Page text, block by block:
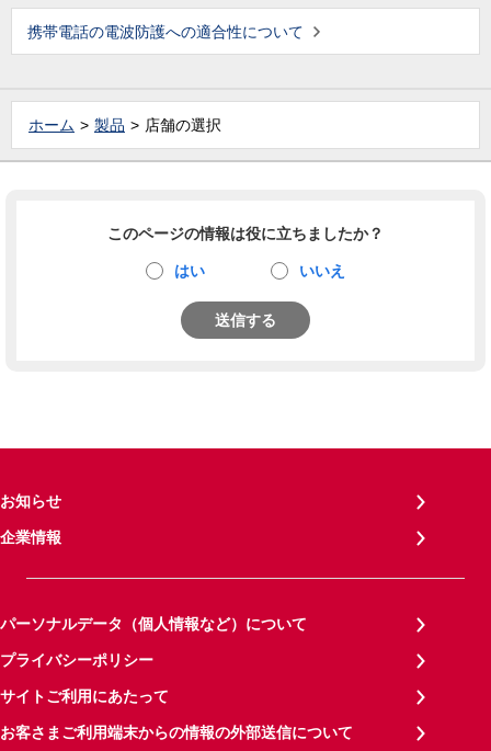
携帯電話の電波防護への適合性について
ホーム 製品 店舗の選択
このページの情報は役に立ちましたか？
はい いいえ
送信する
お知らせ
企業情報
パーソナルデータ（個人情報など）について
プライバシーポリシー
サイトご利用にあたって
お客さまご利用端末からの情報の外部送信について